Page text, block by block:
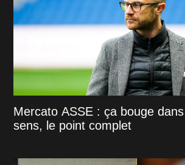
Mercato ASSE : ça bouge
sens, le point complet